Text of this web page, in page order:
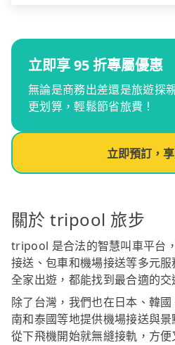
立即享 95 折專屬優惠
無論是商務出差還是旅遊探
更划算，輕鬆節省旅費！
立即預訂，
關於 tripool 旅步
tripool 是合法的智慧叫車平台
接送、包車和機場接送等多元
全家出遊，都能找到最合適的交
除了台灣，我們也在日本、韓
南和泰國等地提供機場接送與
從下飛機開始就無縫接軌，方便